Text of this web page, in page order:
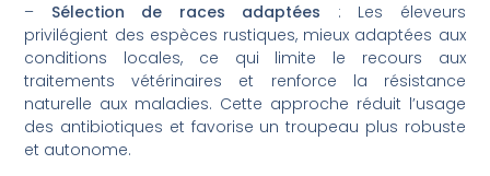
– Sélection de races adaptées : Les éleveurs
privilégient des espèces rustiques, mieux adaptées aux
conditions locales, ce qui limite le recours aux
traitements vétérinaires et renforce la résistance
naturelle aux maladies. Cette approche réduit l’usage
des antibiotiques et favorise un troupeau plus robuste
et autonome.